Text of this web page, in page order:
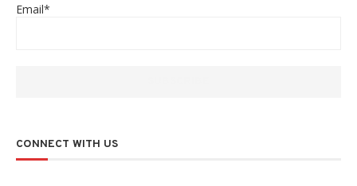
Email*
CONNECT WITH US